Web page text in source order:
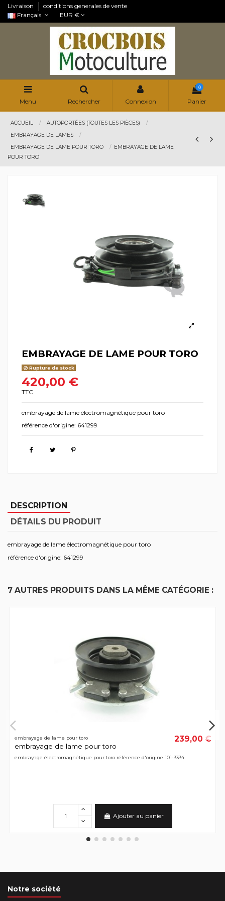
Livraison
conditions generales de vente
Français
EUR €
Menu Rechercher Connexion
0
Panier
ACCUEIL
AUTOPORTÉES (TOUTES LES PIÈCES)
EMBRAYAGE DE LAMES
EMBRAYAGE DE LAME POUR TORO
EMBRAYAGE DE LAME
POUR TORO
EMBRAYAGE DE LAME POUR TORO
Rupture de stock
420,00 €
TTC
embrayage de lame électromagnétique pour toro
référence d'origine: 641299
DESCRIPTION
DÉTAILS DU PRODUIT
embrayage de lame électromagnétique pour toro
référence d'origine: 641299
7 AUTRES PRODUITS DANS LA MÊME CATÉGORIE :
embrayage de lame pour toro
embrayage de lame pour toro
239,00 €
embrayage électromagnétique pour toro référence d'origine 101-3334
Ajouter au panier
Notre société